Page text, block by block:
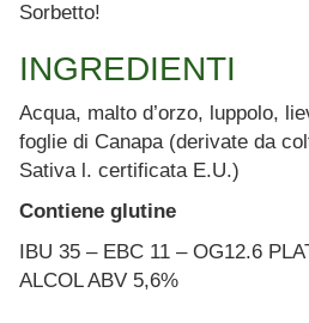
Sorbetto!
INGREDIENTI
Acqua, malto d’orzo, luppolo,
foglie di Canapa (derivate da
Sativa l. certificata E.U.)
Contiene glutine
IBU 35 – EBC 11 – OG12.6
ALCOL ABV 5,6%